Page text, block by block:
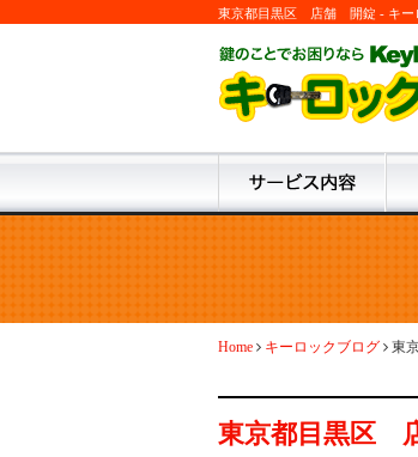
東京都目黒区 店舗 開錠 - キー
Home キーロックブログ 東
東京都目黒区